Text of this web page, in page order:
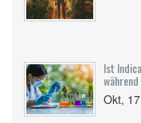
Ist
Okt,